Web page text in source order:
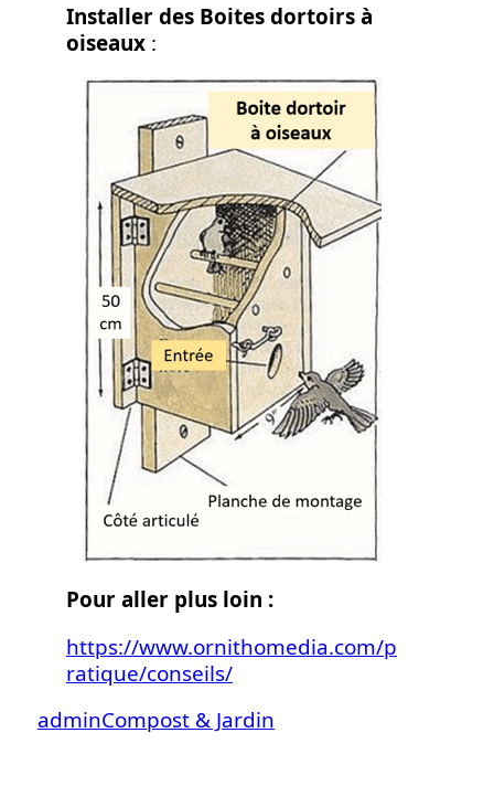
Installer des Boites dortoirs à
oiseaux :
Pour aller plus loin :
https://www.ornithomedia.com/p
ratique/conseils/
adminCompost & Jardin